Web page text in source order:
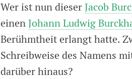
Wer ist nun dieserJacob
einenJohann Ludwig
Berühmtheit erlangt hatte.
Schreibweise des Namens
darüber hinaus?